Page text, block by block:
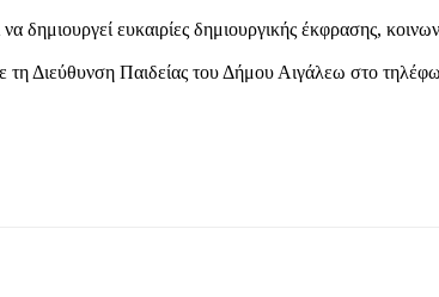
δημιουργεί ευκαιρίες δημιουργικής έκφρασης,
τη Διεύθυνση Παιδείας του Δήμου Αιγάλεω στο